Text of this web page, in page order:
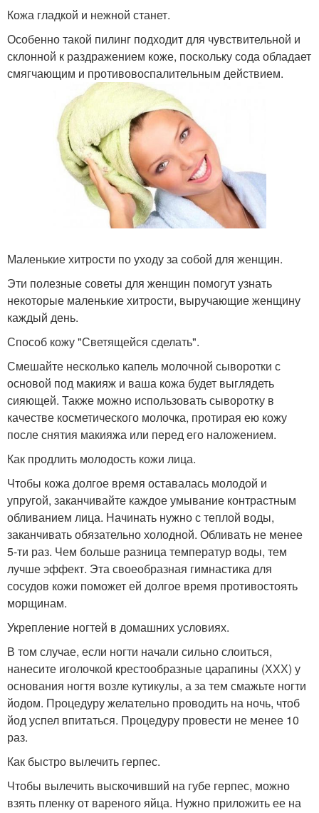
Кожа гладкой и нежной станет.
Особенно такой пилинг подходит для чувствительной и
склонной к раздражением коже, поскольку сода обладает
смягчающим и противовоспалительным действием.
Маленькие хитрости по уходу за собой для женщин.
Эти полезные советы для женщин помогут узнать
некоторые маленькие хитрости, выручающие женщину
каждый день.
Способ кожу "Светящейся сделать".
Смешайте несколько капель молочной сыворотки с
основой под макияж и ваша кожа будет выглядеть
сияющей. Также можно использовать сыворотку в
качестве косметического молочка, протирая ею кожу
после снятия макияжа или перед его наложением.
Как продлить молодость кожи лица.
Чтобы кожа долгое время оставалась молодой и
упругой, заканчивайте каждое умывание контрастным
обливанием лица. Начинать нужно с теплой воды,
заканчивать обязательно холодной. Обливать не менее
5-ти раз. Чем больше разница температур воды, тем
лучше эффект. Эта своеобразная гимнастика для
сосудов кожи поможет ей долгое время противостоять
морщинам.
Укрепление ногтей в домашних условиях.
В том случае, если ногти начали сильно слоиться,
нанесите иголочкой крестообразные царапины (ХХХ) у
основания ногтя возле кутикулы, а за тем смажьте ногти
йодом. Процедуру желательно проводить на ночь, чтоб
йод успел впитаться. Процедуру провести не менее 10
раз.
Как быстро вылечить герпес.
Чтобы вылечить выскочивший на губе герпес, можно
взять пленку от вареного яйца. Нужно приложить ее на